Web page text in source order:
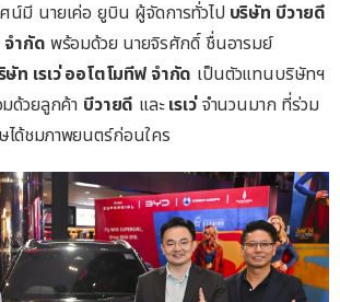
มี นายเค่อ ยูบิน ผู้จัดการทั่วไป บริษัท บีวายดี
จำกัด พร้อมด้วย นายจิรศักดิ์ ชื่นอารมย์
ษัท เรเว่ ออโตโมทีฟ จำกัด เป็นตัวแทนบริษัทฯ
ด้วยลูกค้า บีวายดี และ เรเว่จำนวนมาก ที่ร่วม
ด้ชมภาพยนตร์ก่อนใคร